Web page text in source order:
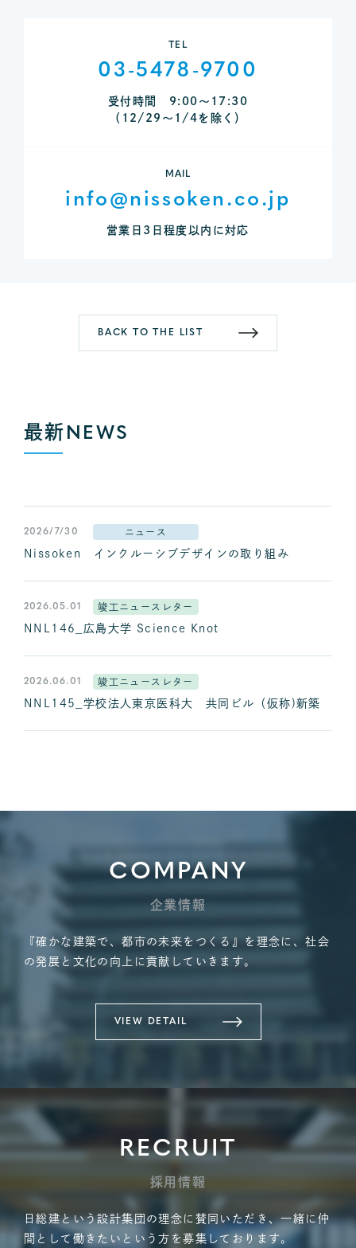
TEL
03-5478-9700
受付時間 9:00～17:30
（12/29～1/4を除く）
MAIL
info@nissoken.co.jp
営業日3日程度以内に対応
BACK TO THE LIST
最新 NEWS
2026/7/30 ニュース
Nissoken インクルーシブデザインの取り組み
2026.05.01 竣工ニュースレター
NNL146_広島大学 Science Knot
2026.06.01 竣工ニュースレター
NNL145_学校法人東京医科大 共同ビル（仮称)新築
COMPANY
企業情報
『確かな建築で、都市の未来をつくる』を理念に、社会
の発展と文化の向上に貢献していきます。
VIEW DETAIL
RECRUIT
採用情報
日総建という設計集団の理念に賛同いただき、一緒に仲
間として働きたいという方を募集しております。